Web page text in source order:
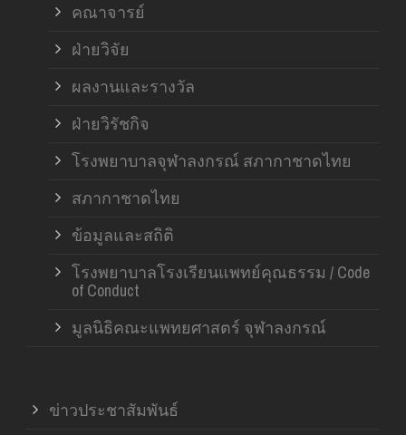
คณาจารย์
ฝ่ายวิจัย
ผลงานและรางวัล
ฝ่ายวิรัชกิจ
โรงพยาบาลจุฬาลงกรณ์ สภากาชาดไทย
สภากาชาดไทย
ข้อมูลและสถิติ
โรงพยาบาลโรงเรียนแพทย์คุณธรรม / Code
of Conduct
มูลนิธิคณะแพทยศาสตร์ จุฬาลงกรณ์
ข่าวประชาสัมพันธ์